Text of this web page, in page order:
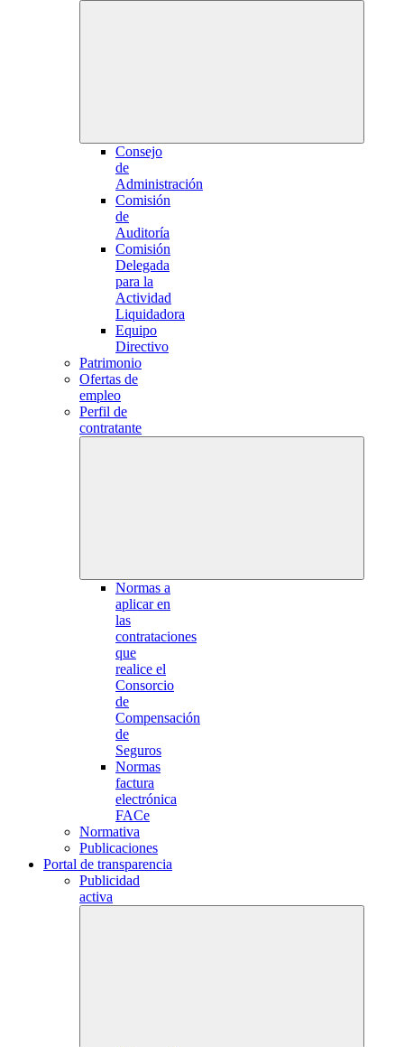
Consejo
de
Administración
Comisión
de
Auditoría
Comisión
Delegada
para la
Actividad
Liquidadora
Equipo
Directivo
Patrimonio
Ofertas de
empleo
Perfil de
contratante
Normas a
aplicar en
las
contrataciones
que
realice el
Consorcio
de
Compensación
de
Seguros
Normas
factura
electrónica
FACe
Normativa
Publicaciones
Portal de transparencia
Publicidad
activa